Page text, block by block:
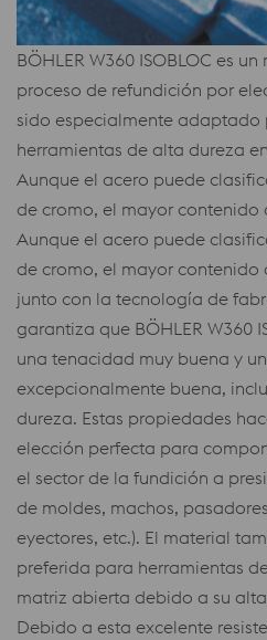
BÖHLER W360 ISOBLOC es
proceso de refundición por
sido especialmente adaptado
herramientas de alta dureza
Aunque el acero puede
de cromo, el mayor contenido
Aunque el acero puede
de cromo, el mayor
junto con la tecnología de
garantiza que BÖHLER W360
una tenacidad muy buena y
excepcionalmente buena,
dureza. Estas propiedades
elección perfecta para
el sector de la fundición a
de moldes, machos,
eyectores, etc.). El material
preferida para herramientas
matriz abierta debido a su
Debido a esta excelente